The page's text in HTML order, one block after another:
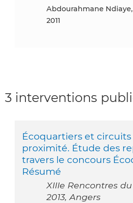
Abdourahmane Ndiaye,
2011
3 interventions
Écoquartiers et
proximité. Étude des
travers le concours
Résumé
XIIIe Rencontres du
2013, Angers